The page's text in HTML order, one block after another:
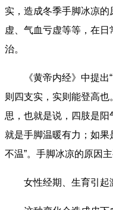
实，造成冬季手脚冰凉
虚、气血亏虚等等，在
治。
《黄帝内经》中提出“
则四支实，实则能登高也
思，也就是说，四肢是
就是手脚温暖有力；如果
不温”。手脚冰凉的原因
女性经期、生育引起